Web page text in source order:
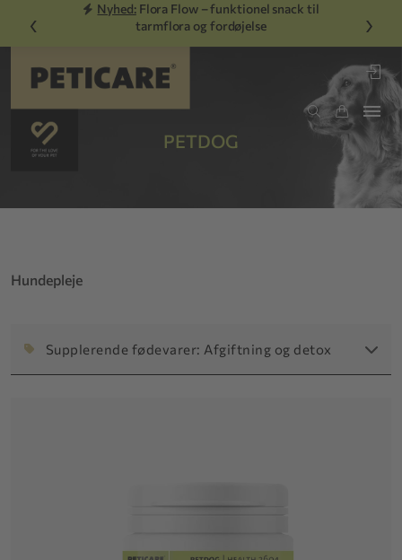
‹
Nyhed:Flora Flow – funktionel snack til
tarmflora og fordøjelse
›
PETDOG
Hundepleje
Supplerende fødevarer: Afgiftning og detox